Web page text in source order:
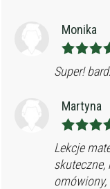
Monika
Super!
Martyna
Lekcje
skuteczne,
omówiony,